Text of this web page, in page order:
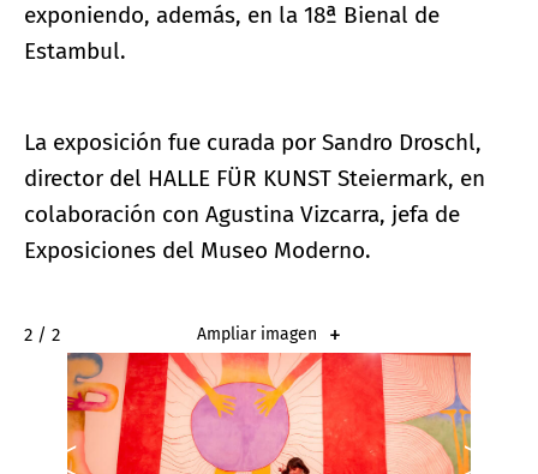
exponiendo, además, en la 18ª Bienal de
Estambul.
La exposición fue curada por Sandro Droschl,
director del HALLE FÜR KUNST Steiermark, en
colaboración con Agustina Vizcarra, jefa de
Exposiciones del Museo Moderno.
2 / 2 Ampliar imagen